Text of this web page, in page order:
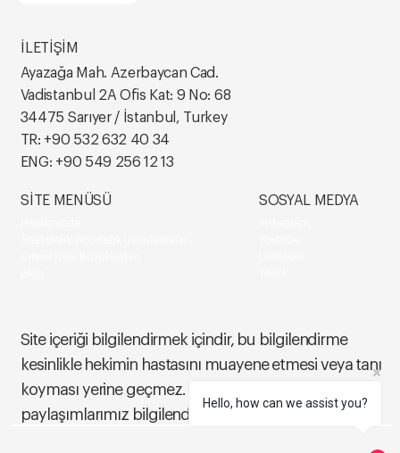
İLETİŞİM
Ayazağa Mah. Azerbaycan Cad.
Vadistanbul 2A Ofis Kat: 9 No: 68
34475 Sarıyer / İstanbul, Turkey
TR: +90 532 632 40 34
ENG: +90 549 256 12 13
SİTE MENÜSÜ SOSYAL MEDYA
Site içeriği bilgilendirmek içindir, bu bilgilendirme
kesinlikle hekimin hastasını muayene etmesi veya tanı
koyması yerine geçmez. Site dışındaki sosyal medya
paylaşımlarımız bilgilendirme amaçlı yapılmaktadır.
Hello, how can we assist you?